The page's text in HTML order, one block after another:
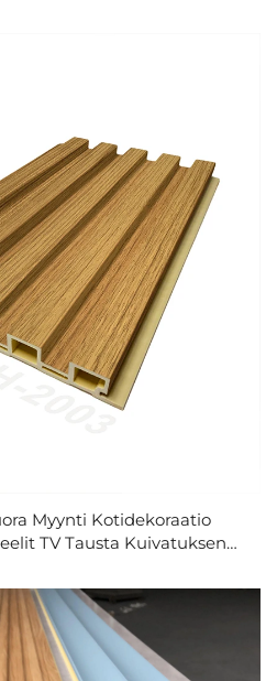
Myynti Kotidekoraatio
TV Tausta Kuivatuksen